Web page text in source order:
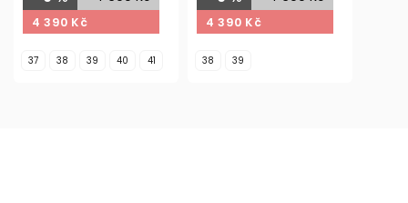
4 390 Kč
37 38 39 40 41
4 390 Kč
38 39